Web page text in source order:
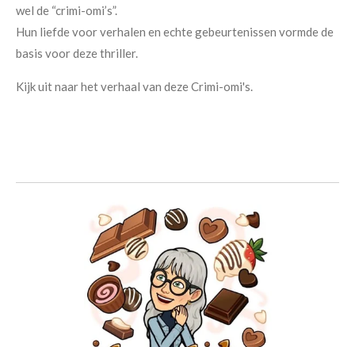
wel de “crimi-omi’s”.
Hun liefde voor verhalen en echte gebeurtenissen vormde de
basis voor deze thriller.
Kijk uit naar het verhaal van deze Crimi-omi's.